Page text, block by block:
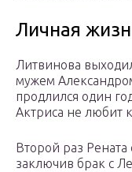
Личная
Литвинова
мужем
продлился один
Актриса не любит
Второй раз Рената
заключив брак с